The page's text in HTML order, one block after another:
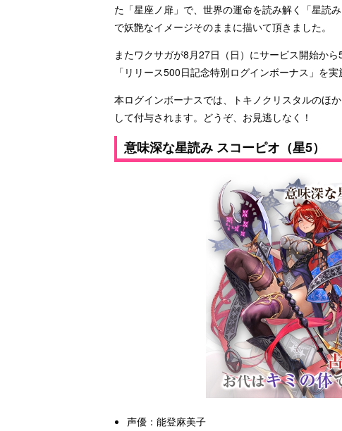
た「星座ノ扉」で、世界の運命を読み解く「星読
で妖艶なイメージそのままに描いて頂きました。
またワクサガが8月27日（日）にサービス開始か
「リリース500日記念特別ログインボーナス」を実
本ログインボーナスでは、トキノクリスタルのほ
して付与されます。どうぞ、お見逃しなく！
意味深な星読み スコーピオ（星5）
声優：能登麻美子